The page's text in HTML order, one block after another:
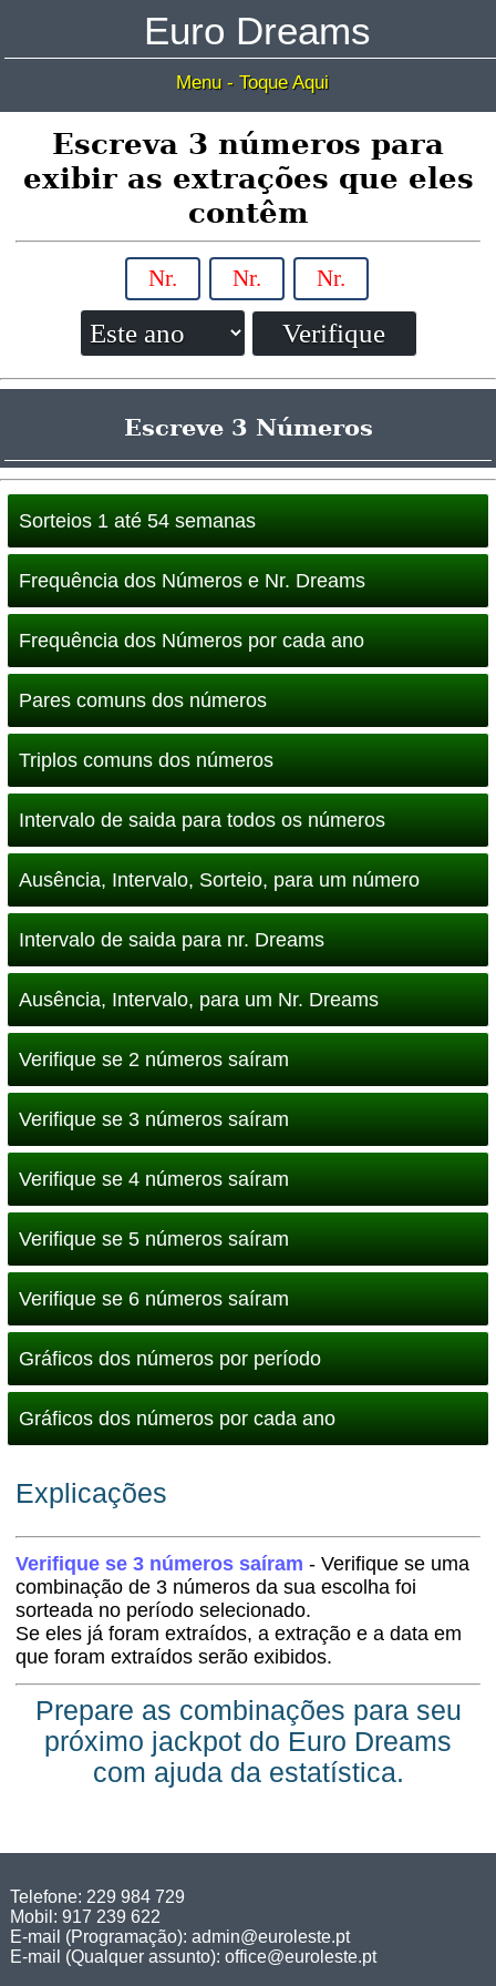
Euro Dreams
Menu - Toque Aqui
Escreva 3 números para
exibir as extrações que eles
contêm
Escreve 3 Números
Sorteios 1 até 54 semanas
Frequência dos Números e Nr. Dreams
Frequência dos Números por cada ano
Pares comuns dos números
Triplos comuns dos números
Intervalo de saida para todos os números
Ausência, Intervalo, Sorteio, para um número
Intervalo de saida para nr. Dreams
Ausência, Intervalo, para um Nr. Dreams
Verifique se 2 números saíram
Verifique se 3 números saíram
Verifique se 4 números saíram
Verifique se 5 números saíram
Verifique se 6 números saíram
Gráficos dos números por período
Gráficos dos números por cada ano
Explicações
Verifique se 3 números saíram - Verifique se uma
combinação de 3 números da sua escolha foi
sorteada no período selecionado.
Se eles já foram extraídos, a extração e a data em
que foram extraídos serão exibidos.
Prepare as combinações para seu
próximo jackpot do Euro Dreams
com ajuda da estatística.
Telefone: 229 984 729
Mobil: 917 239 622
E-mail (Programação):admin@euroleste.pt
E-mail (Qualquer assunto):office@euroleste.pt